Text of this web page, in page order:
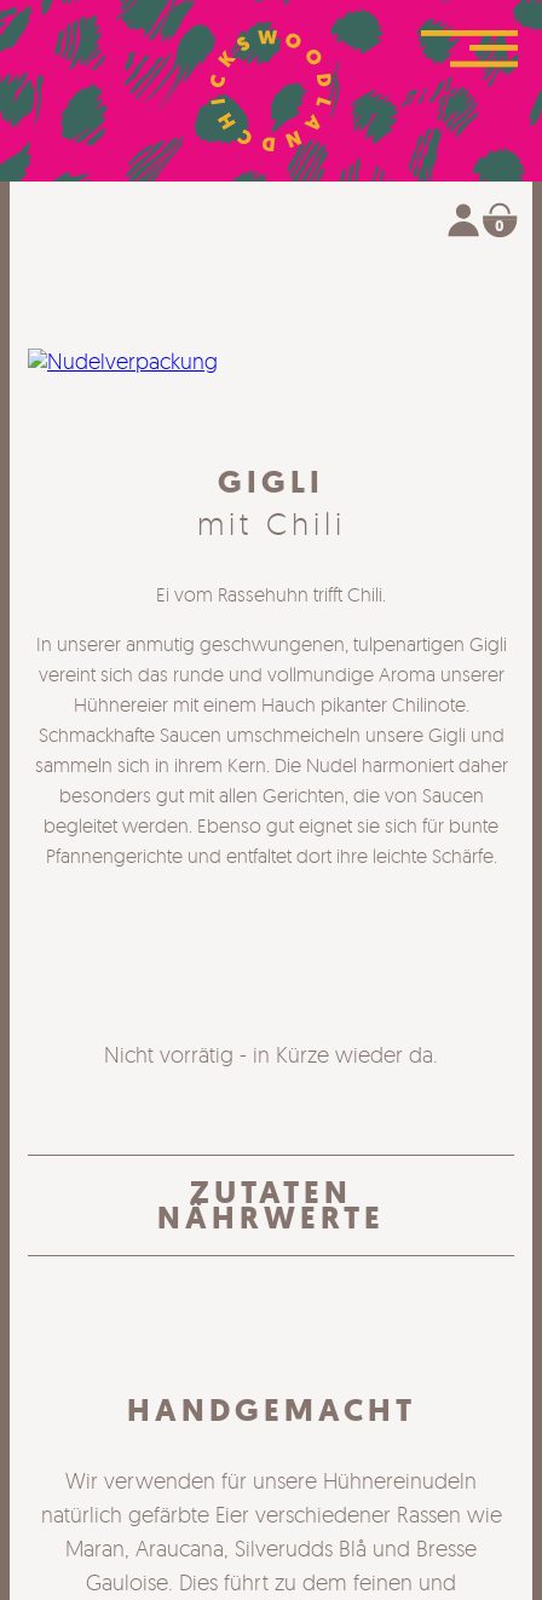
0
GIGLI
mit Chili
Ei vom Rassehuhn trifft Chili.
In unserer anmutig geschwungenen, tulpenartigen Gigli
vereint sich das runde und vollmundige Aroma unserer
Hühnereier mit einem Hauch pikanter Chilinote.
Schmackhafte Saucen umschmeicheln unsere Gigli und
sammeln sich in ihrem Kern. Die Nudel harmoniert daher
besonders gut mit allen Gerichten, die von Saucen
begleitet werden. Ebenso gut eignet sie sich für bunte
Pfannengerichte und entfaltet dort ihre leichte Schärfe.
Nicht vorrätig - in Kürze wieder da.
ZUTATEN
NÄHRWERTE
HANDGEMACHT
Wir verwenden für unsere Hühnereinudeln
natürlich gefärbte Eier verschiedener Rassen wie
Maran, Araucana, Silverudds Blå und Bresse
Gauloise. Dies führt zu dem feinen und